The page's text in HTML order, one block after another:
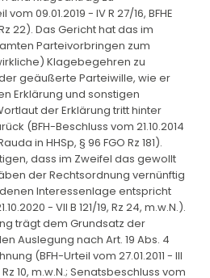
09.01.2019 - IV R 27/16, BFHE
Rz 22). Das Gericht hat das im
Parteivorbringen zum
Klagebegehren zu
geäußerte Parteiwille, wie er
Erklärung und sonstigen
der Erklärung tritt hinter
(BFH-Beschluss vom 21.10.2014
in HHSp, § 96 FGO Rz 181).
dass im Zweifel das gewollt
der Rechtsordnung vernünftig
Interessenlage entspricht
- VII B 121/19, Rz 24, m.w.N.).
trägt dem Grundsatz der
Auslegung nach Art. 19 Abs. 4
(BFH-Urteil vom 27.01.2011 - III
Rz 10, m.w.N.; Senatsbeschluss vom